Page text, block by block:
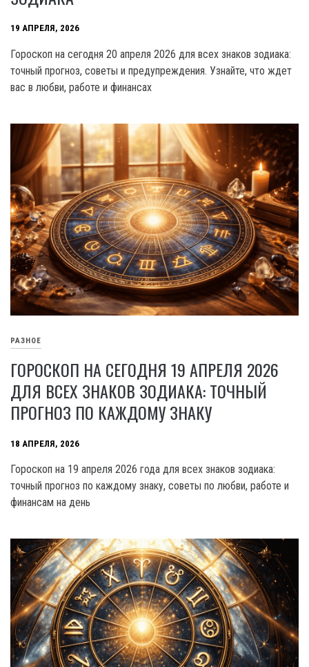
19 АПРЕЛЯ, 2026
Гороскоп на сегодня 20 апреля 2026 для всех знаков зодиака:
точный прогноз, советы и предупреждения. Узнайте, что ждет
вас в любви, работе и финансах
РАЗНОЕ
ГОРОСКОП НА СЕГОДНЯ 19 АПРЕЛЯ 2026
ДЛЯ ВСЕХ ЗНАКОВ ЗОДИАКА: ТОЧНЫЙ
ПРОГНОЗ ПО КАЖДОМУ ЗНАКУ
18 АПРЕЛЯ, 2026
Гороскоп на 19 апреля 2026 года для всех знаков зодиака:
точный прогноз по каждому знаку, советы по любви, работе и
финансам на день